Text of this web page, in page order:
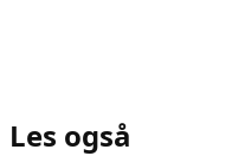
Les også